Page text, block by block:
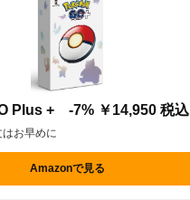
Plus + -7% ￥14,950 税込
お早めに
Amazonで見る